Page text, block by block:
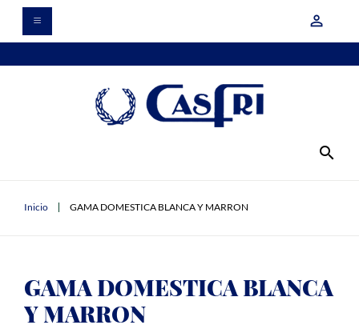
person_outline
search
Inicio GAMA DOMESTICA BLANCA Y MARRON
GAMA DOMESTICA BLANCA
Y MARRON